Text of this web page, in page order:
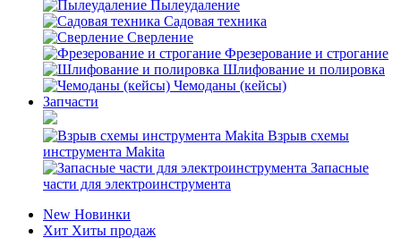
Пылеудаление
Садовая техника
Сверление
Фрезерование и строгание
Шлифование и полировка
Чемоданы (кейсы)
Запчасти
Взрыв схемы
инструмента Makita
Запасные
части для электроинструмента
New Новинки
Хит Хиты продаж